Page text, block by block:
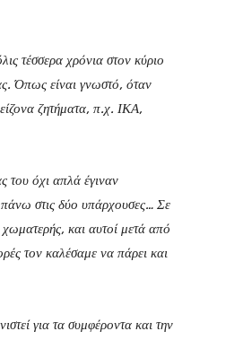
τέσσερα χρόνια στον κύριο
Όπως είναι γνωστό, όταν
ζητήματα, π.χ. ΙΚΑ,
του όχι απλά έγιναν
στις δύο υπάρχουσες… Σε
και αυτοί μετά από
τον καλέσαμε να πάρει και
για τα συμφέροντα και την